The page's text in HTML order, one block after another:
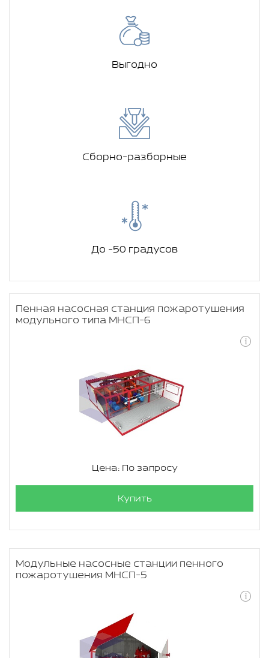
Выгодно
Сборно-разборные
До -50 градусов
Пенная насосная станция пожаротушения
модульного типа МНСП-6
Цена: По запросу
Купить
Модульные насосные станции пенного
пожаротушения МНСП-5